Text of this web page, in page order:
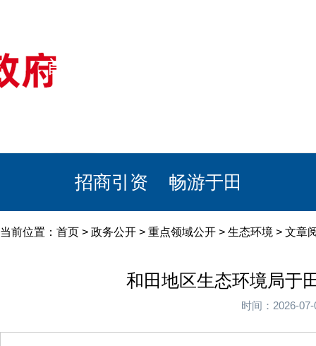
首页
招商引资 畅游于田
当前位置： 首页 > 政务公开 > 重点领域公开 > 生态环境 > 文章
和田地区生态环境局于
时间：2026-